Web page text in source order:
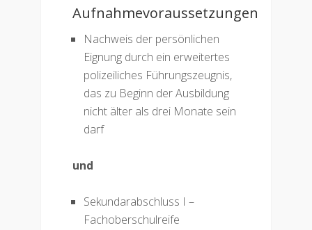
Aufnahmevoraussetzungen
Nachweis der persönlichen
Eignung durch ein erweitertes
polizeiliches Führungszeugnis,
das zu Beginn der Ausbildung
nicht älter als drei Monate sein
darf
und
Sekundarabschluss I –
Fachoberschulreife